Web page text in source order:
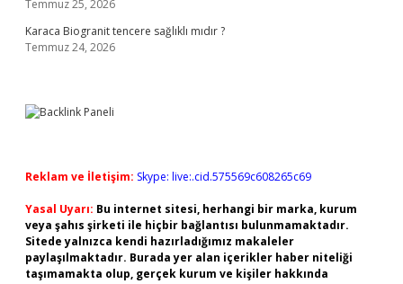
Temmuz 25, 2026
Karaca Biogranit tencere sağlıklı mıdır ?
Temmuz 24, 2026
Reklam ve İletişim: Skype: live:.cid.575569c608265c69
Yasal Uyarı: Bu internet sitesi, herhangi bir marka, kurum
veya şahıs şirketi ile hiçbir bağlantısı bulunmamaktadır.
Sitede yalnızca kendi hazırladığımız makaleler
paylaşılmaktadır. Burada yer alan içerikler haber niteliği
taşımamakta olup, gerçek kurum ve kişiler hakkında